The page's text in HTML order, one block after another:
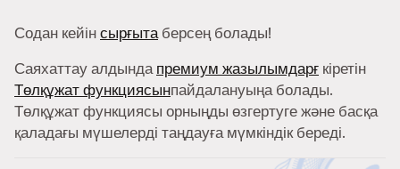
Содан кейінсырғытаберсең болады!
Саяхаттау алдындапремиум жазылымдарғ кіретін
Төлқұжат функциясынпайдалануыңа болады.
Төлқұжат функциясы орныңды өзгертуге және басқа
қаладағы мүшелерді таңдауға мүмкіндік береді.